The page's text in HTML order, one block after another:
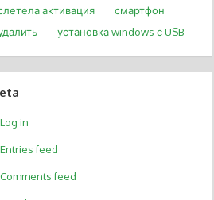
активация
смартфон
установка windows с USB
Log in
Entries feed
Comments feed